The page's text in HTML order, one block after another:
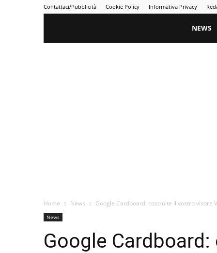
Contattaci/Pubblicità Cookie Policy Informativa Privacy
NEWS
Home News Google Cardboard: costruite il vostro visore
News
Google